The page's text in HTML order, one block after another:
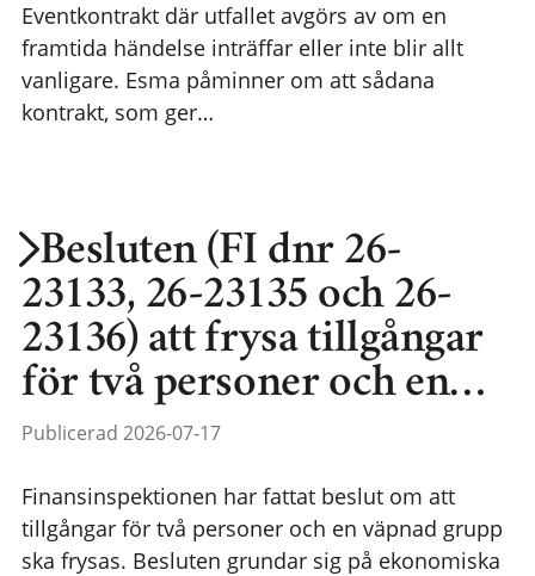
Eventkontrakt där utfallet avgörs av om en
framtida händelse inträffar eller inte blir allt
vanligare. Esma påminner om att sådana
kontrakt, som ger…
Besluten (FI dnr 26-
23133, 26-23135 och 26-
23136) att frysa tillgångar
för två personer och en…
Publicerad 2026-07-17
Finansinspektionen har fattat beslut om att
tillgångar för två personer och en väpnad grupp
ska frysas. Besluten grundar sig på ekonomiska